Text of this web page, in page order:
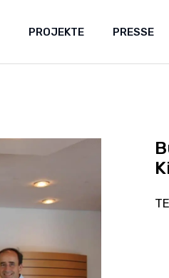
PROJEKTE PRESSE